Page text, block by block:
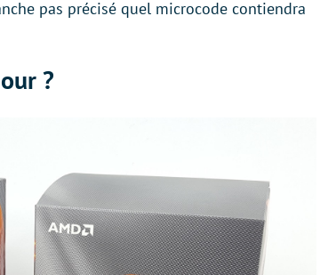
pas précisé quel microcode contiendra
?